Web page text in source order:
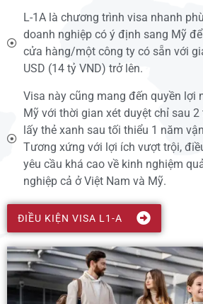
L-1A là chương trình visa nhanh
doanh nghiệp có ý định sang Mỹ
cửa hàng/một công ty có sẵn với
USD (14 tỷ VND) trở lên.
Visa này cũng mang đến quyền lợi
Mỹ với thời gian xét duyệt chỉ sau
lấy thẻ xanh sau tối thiểu 1 năm
Tương xứng với lợi ích vượt trội,
yêu cầu khá cao về kinh nghiệm
nghiệp cả ở Việt Nam và Mỹ.
ĐIỀU KIỆN VISA L1-A